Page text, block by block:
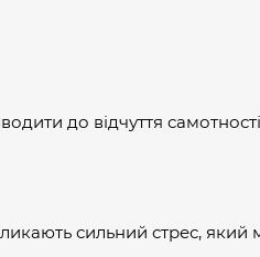
до відчуття самотності
сильний стрес, який